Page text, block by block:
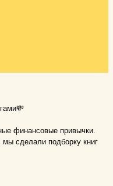
финансовые привычки.
сделали подборку книг